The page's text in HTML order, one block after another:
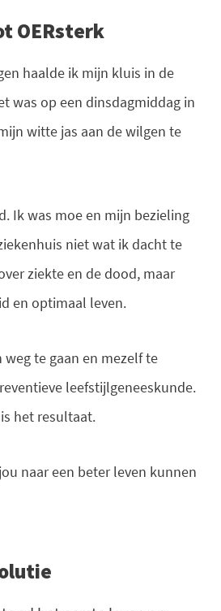
OERsterk
haalde ik mijn kluis in de
was op een dinsdagmiddag in
witte jas aan de wilgen te
Ik was moe en mijn bezieling
niet wat ik dacht te
ziekte en de dood, maar
en optimaal leven.
te gaan en mezelf te
leefstijlgeneeskunde.
het resultaat.
naar een beter leven kunnen